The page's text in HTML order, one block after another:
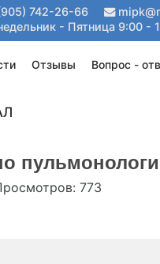
742-26-66
- Пятница 9:00 -
Отзывы Вопрос -
773